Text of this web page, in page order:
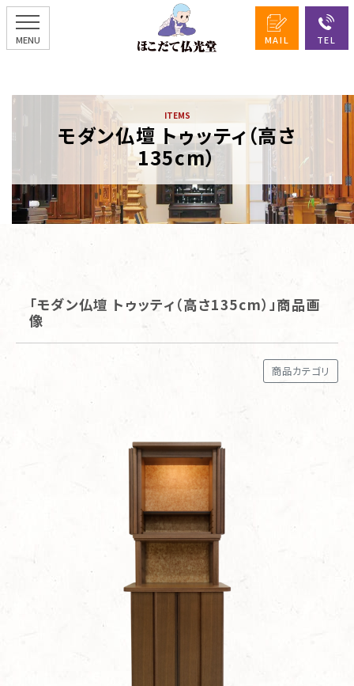
モダン仏壇 トゥッティ（高さ
135cm）
「モダン仏壇 トゥッティ（高さ135cm）」商品画
像
商品カテゴリ